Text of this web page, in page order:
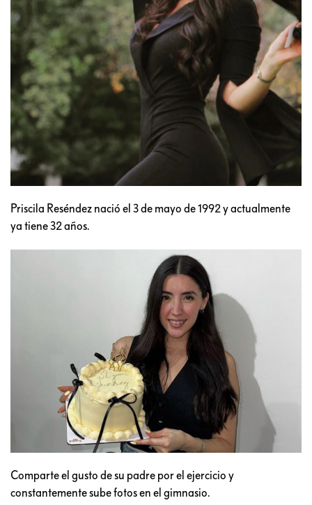
Priscila Reséndez nació el 3 de mayo de 1992 y actualmente
ya tiene 32 años.
Comparte el gusto de su padre por el ejercicio y
constantemente sube fotos en el gimnasio.